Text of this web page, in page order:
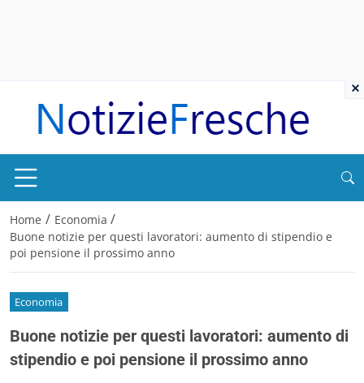
Home / Economia /
Buone notizie per questi lavoratori: aumento di stipendio e
poi pensione il prossimo anno
Economia
Buone notizie per questi lavoratori: aumento di
stipendio e poi pensione il prossimo anno
×